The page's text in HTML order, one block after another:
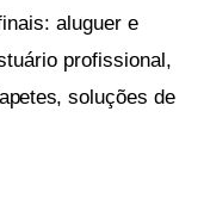
aluguer e
soluções de